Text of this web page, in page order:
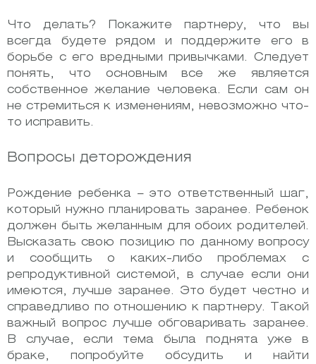
Что делать? Покажите партнеру, что вы
всегда будете рядом и поддержите его в
борьбе с его вредными привычками. Следует
понять, что основным все же является
собственное желание человека. Если сам он
не стремиться к изменениям, невозможно что-
то исправить.
Вопросы деторождения
Рождение ребенка – это ответственный шаг,
который нужно планировать заранее. Ребенок
должен быть желанным для обоих родителей.
Высказать свою позицию по данному вопросу
и сообщить о каких-либо проблемах с
репродуктивной системой, в случае если они
имеются, лучше заранее. Это будет честно и
справедливо по отношению к партнеру. Такой
важный вопрос лучше обговаривать заранее.
В случае, если тема была поднята уже в
браке, попробуйте обсудить и найти